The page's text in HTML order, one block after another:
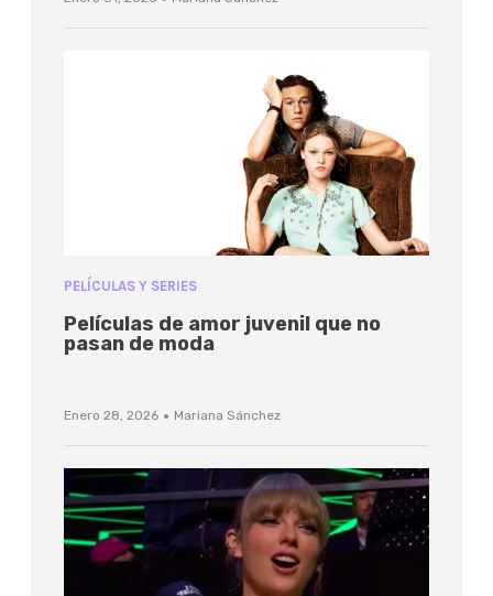
PELÍCULAS Y SERIES
Películas de amor juvenil que no
pasan de moda
Enero 28, 2026 · Mariana Sánchez